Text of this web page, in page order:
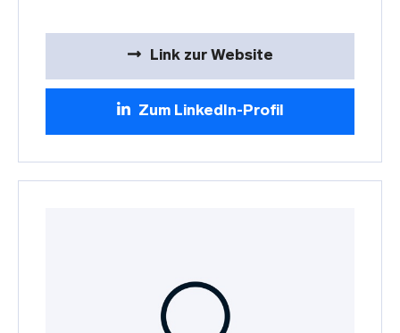
Link zur Website
Zum LinkedIn-Profil